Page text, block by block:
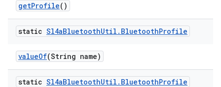
getProfile()
static Sl4aBluetoothUtil . BluetoothProfile
valueOf(String name)
static Sl4aBluetoothUtil . BluetoothProfile